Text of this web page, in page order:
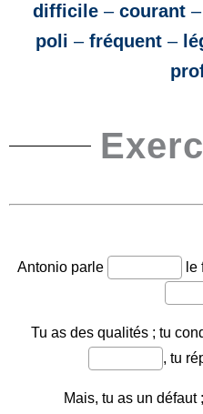
difficile– courant–
poli – fréquent–